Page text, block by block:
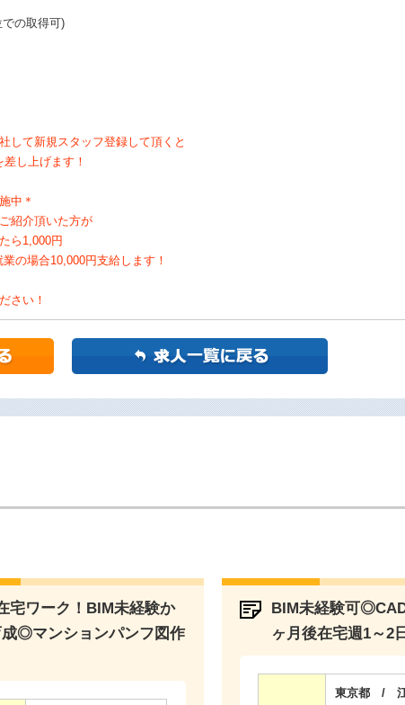
の取得可)
して新規スタッフ登録して頂くと
し上げます！
中＊
紹介頂いた方が
ら1,000円
の場合10,000円支給します！
さい！
宅ワーク！BIM未経験か
成◎マンションパンフ図作
BIM未経験可
ヶ月後在宅週1～2
東京都 /